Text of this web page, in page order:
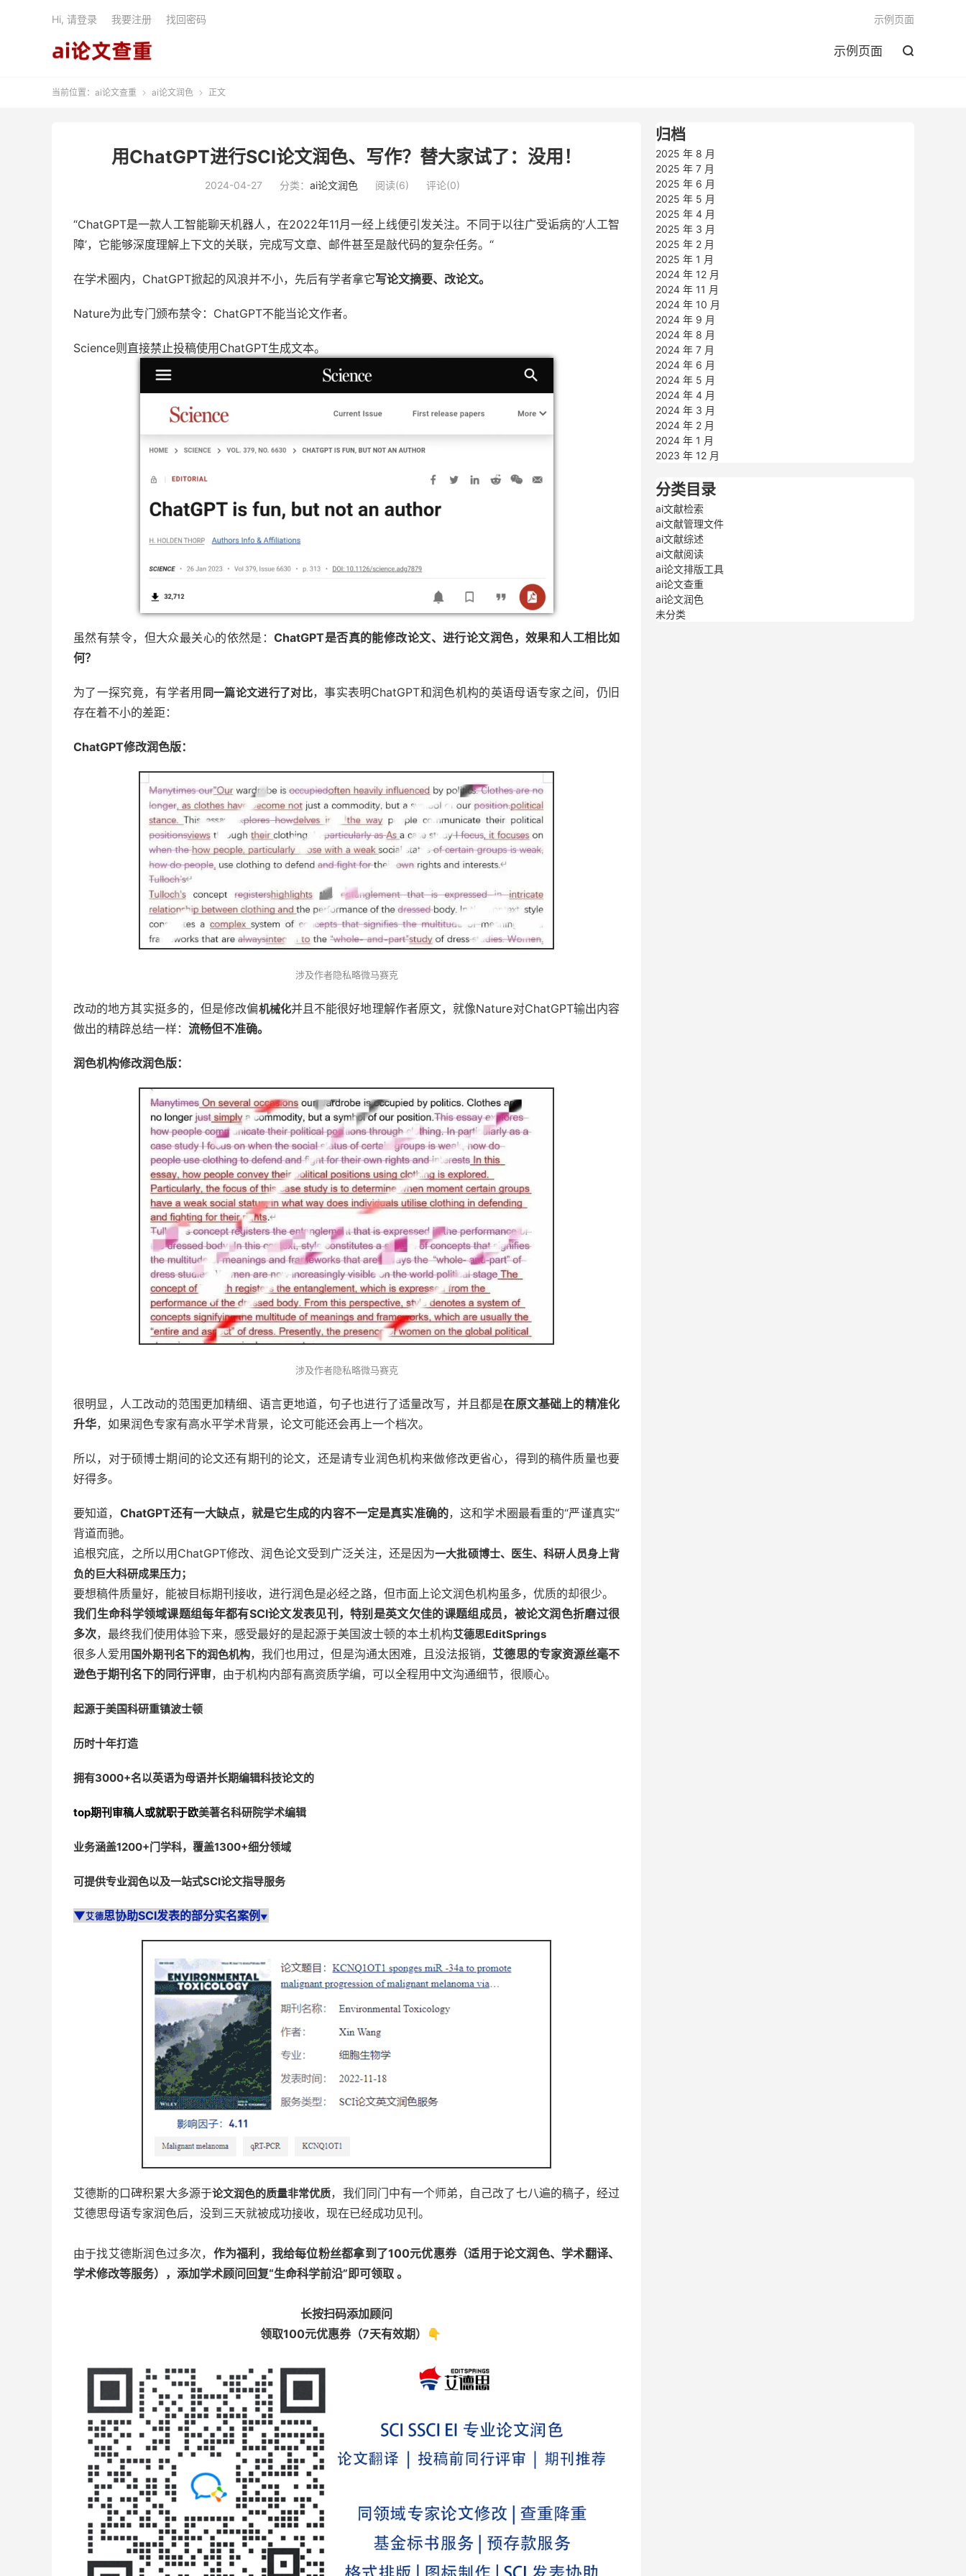
示例页面 
示例页面
Hi, 请登录 我要注册 找回密码
当前位置： ai论文查重  ai论文润色  正文
用ChatGPT进行SCI论文润色、写作？替大家试了：没用！
2024-04-27 分类： ai论文润色 阅读(6) 评论(0)
“ChatGPT是一款人工智能聊天机器人，在2022年11月一经上线便引发关注。 不同于以往广受诟病的’人工智
障’，它能够深度理解上下文的关联，完成写文章、邮件甚至是敲代码的复杂任务。 “
在学术圈内，ChatGPT掀起的风浪并不小，先后有学者拿它写论文摘要、改论文。
Nature为此专门颁布禁令：ChatGPT不能当论文作者。
Science则直接禁止投稿使用ChatGPT生成文本。
虽然有禁令，但大众最关心的依然是：ChatGPT是否真的能修改论文、进行论文润色，效果和人工相比如
何？
为了一探究竟，有学者用同一篇论文进行了对比，事实表明ChatGPT和润色机构的英语母语专家之间，仍旧
存在着不小的差距：
ChatGPT修改润色版：
涉及作者隐私略微马赛克
改动的地方其实挺多的，但是修改偏机械化并且不能很好地理解作者原文，就像Nature对ChatGPT输出内容
做出的精辟总结一样： 流畅但不准确。
润色机构修改润色版：
涉及作者隐私略微马赛克
很明显， 人工改动的范围更加精细、语言更地道，句子也进行了适量改写，并且都是在原文基础上的精准化
升华，如果润色专家有高水平学术背景，论文可能还会再上一个档次。
所以，对于硕博士期间的论文还有期刊的论文，还是请专业润色机构来做修改更省心，得到的稿件质量也要
好得多。
要知道， ChatGPT还有一大缺点，就是它生成的内容不一定是真实准确的，这和学术圈最看重的“严谨真实”
背道而驰。
追根究底，之所以用 ChatGPT修改、润色论文受到广泛关注，还是因为一大批硕博士、医生、科研人员身上背
负的巨大科研成果压力；
要想稿件质量好，能被目标期刊接收，进行润色是必经之路，但市面上论文润色机构虽多，优质的却很少。
我们生命科学领域课题组每年都有SCI论文发表见刊，特别是英文欠佳的课题组成员，被论文润色折磨过很
多次，最终我们使用体验下来，感受最好的是起源于美国波士顿的本土机构艾德思EditSprings
很多人爱用 国外期刊名下的润色机构，我们也用过，但是沟通太困难，且没法报销， 艾德思的专家资源丝毫不
逊色于期刊名下的同行评审，由于机构内部有高资质学编，可以全程用中文沟通细节，很顺心。
起源于美国科研重镇波士顿
历时十年打造
拥有3000+名以英语为母语并长期编辑科技论文的
top期刊审稿人或就职于欧美著名科研院学术编辑
业务涵盖1200+门学科，覆盖1300+细分领域
可提供专业润色以及一站式SCI论文指导服务
▼艾德思协助SCI发表的部分实名案例 ▼
艾德斯的口碑积累大多源于论文润色的质量非常优质，我们同门中有一个师弟，自己改了七八遍的稿子，经过
艾德思母语专家润色后，没到三天就被成功接收，现在已经成功见刊。
由于找艾德斯润色过多次， 作为福利，我给每位粉丝都拿到了100元优惠券（适用于论文润色、学术翻译、
学术修改等服务），添加学术顾问回复“生命科学前沿”即可领取 。
长按扫码添加顾问
领取100元优惠券（7天有效期）
👇
归档
2025 年 8 月
2025 年 7 月
2025 年 6 月
2025 年 5 月
2025 年 4 月
2025 年 3 月
2025 年 2 月
2025 年 1 月
2024 年 12 月
2024 年 11 月
2024 年 10 月
2024 年 9 月
2024 年 8 月
2024 年 7 月
2024 年 6 月
2024 年 5 月
2024 年 4 月
2024 年 3 月
2024 年 2 月
2024 年 1 月
2023 年 12 月
分类目录
ai文献检索
ai文献管理文件
ai文献综述
ai文献阅读
ai论文排版工具
ai论文查重
ai论文润色
未分类